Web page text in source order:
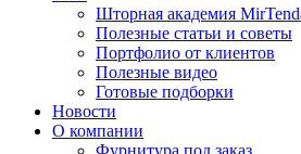
Шторная академия
Полезные статьи и советы
Портфолио от клиентов
Полезные видео
Готовые подборки
Новости
О компании
Фурнитура под заказ